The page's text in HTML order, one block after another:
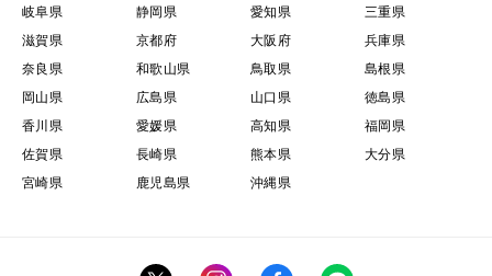
岐阜県
静岡県 愛知県
三重県
滋賀県
京都府 大阪府
兵庫県
奈良県
和歌山県 鳥取県
島根県
岡山県
広島県 山口県
徳島県
香川県
愛媛県 高知県
福岡県
佐賀県
長崎県 熊本県
大分県
宮崎県
鹿児島県 沖縄県